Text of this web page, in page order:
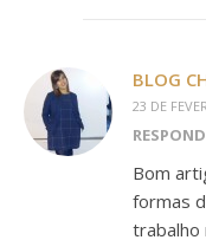
BLOG
23 DE
Bom
formas
trabalho